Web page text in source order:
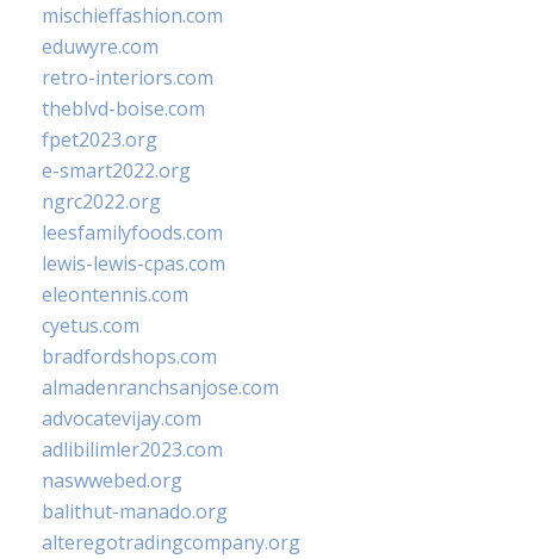
mischieffashion.com
eduwyre.com
retro-interiors.com
theblvd-boise.com
fpet2023.org
e-smart2022.org
ngrc2022.org
leesfamilyfoods.com
lewis-lewis-cpas.com
eleontennis.com
cyetus.com
bradfordshops.com
almadenranchsanjose.com
advocatevijay.com
adlibilimler2023.com
naswwebed.org
balithut-manado.org
alteregotradingcompany.org